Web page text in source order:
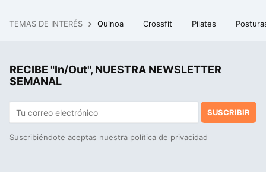
TEMAS DE INTERÉS Quinoa Crossfit Pilates
RECIBE "In/Out", NUESTRA NEWSLETTER
SEMANAL
SUSCRIBIR
Suscribiéndote aceptas nuestra política de privacidad